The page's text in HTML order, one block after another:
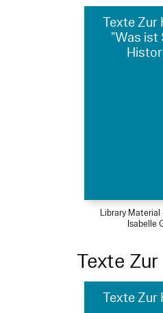
Texte Zur
"Was ist
Library Material
Isabelle
Texte
Texte Zur